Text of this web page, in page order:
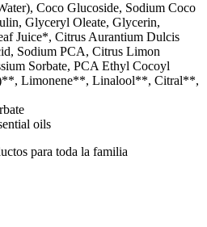
Coco Glucoside, Sodium Coco
Glyceryl Oleate, Glycerin,
Juice*, Citrus Aurantium Dulcis
Sodium PCA, Citrus Limon
Sorbate, PCA Ethyl Cocoyl
Limonene**, Linalool**, Citral**,
oils
para toda la familia